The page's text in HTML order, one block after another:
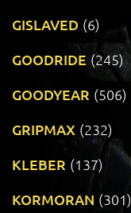
GISLAVED (6)
GOODRIDE (245)
GOODYEAR (506)
GRIPMAX (232)
KLEBER (137)
KORMORAN (301)